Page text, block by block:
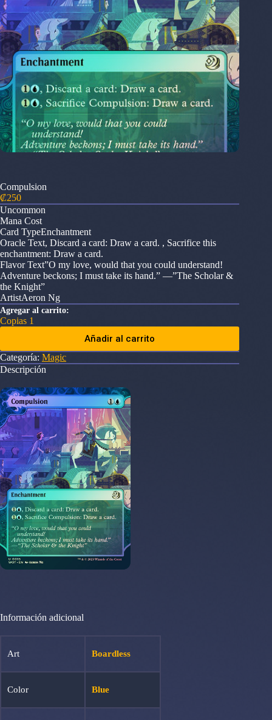
Compulsion
₡250
Uncommon
Mana Cost
Card TypeEnchantment
Oracle Text, Discard a card: Draw a card. , Sacrifice this
enchantment: Draw a card.
Flavor Text”O my love, would that you could understand!
Adventure beckons; I must take its hand.” —”The Scholar &
the Knight”
ArtistAeron Ng
Agregar al carrito:
Copias 1
Añadir al carrito
Categoría: Magic
Descripción
Información adicional
Art Boardless
Color Blue